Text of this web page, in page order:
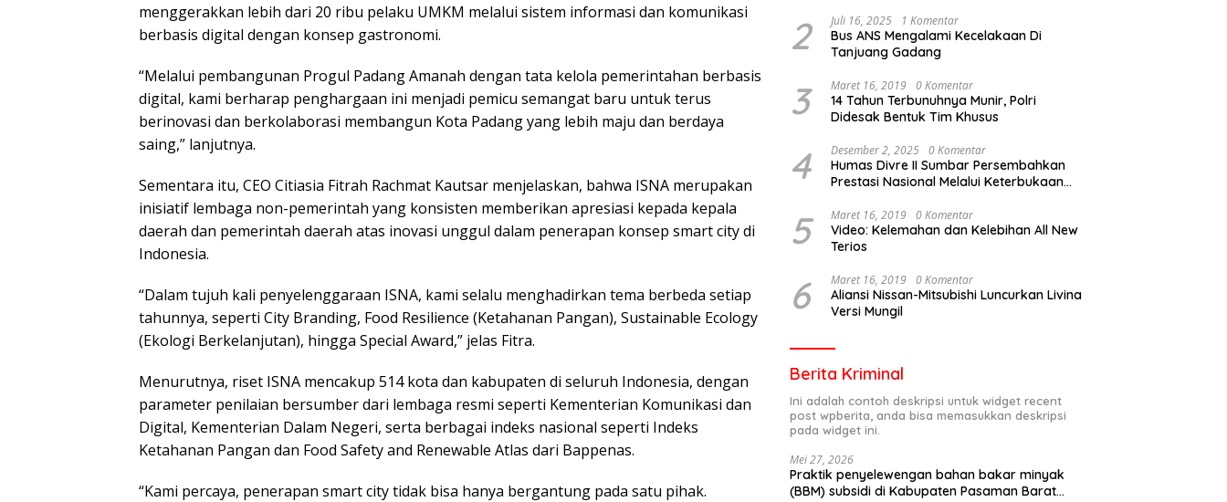
menggerakkan lebih dari 20 ribu pelaku UMKM melalui sistem informasi dan komunikasi
berbasis digital dengan konsep gastronomi.
“Melalui pembangunan Progul Padang Amanah dengan tata kelola pemerintahan berbasis
digital, kami berharap penghargaan ini menjadi pemicu semangat baru untuk terus
berinovasi dan berkolaborasi membangun Kota Padang yang lebih maju dan berdaya
saing,” lanjutnya.
Sementara itu, CEO Citiasia Fitrah Rachmat Kautsar menjelaskan, bahwa ISNA merupakan
inisiatif lembaga non-pemerintah yang konsisten memberikan apresiasi kepada kepala
daerah dan pemerintah daerah atas inovasi unggul dalam penerapan konsep smart city di
Indonesia.
“Dalam tujuh kali penyelenggaraan ISNA, kami selalu menghadirkan tema berbeda setiap
tahunnya, seperti City Branding, Food Resilience (Ketahanan Pangan), Sustainable Ecology
(Ekologi Berkelanjutan), hingga Special Award,” jelas Fitra.
Menurutnya, riset ISNA mencakup 514 kota dan kabupaten di seluruh Indonesia, dengan
parameter penilaian bersumber dari lembaga resmi seperti Kementerian Komunikasi dan
Digital, Kementerian Dalam Negeri, serta berbagai indeks nasional seperti Indeks
Ketahanan Pangan dan Food Safety and Renewable Atlas dari Bappenas.
“Kami percaya, penerapan smart city tidak bisa hanya bergantung pada satu pihak.
2 Juli 16, 2025 1 Komentar
Bus ANS Mengalami Kecelakaan Di
Tanjuang Gadang
3 Maret 16, 2019 0 Komentar
14 Tahun Terbunuhnya Munir, Polri
Didesak Bentuk Tim Khusus
4 Desember 2, 2025 0 Komentar
Humas Divre II Sumbar Persembahkan
Prestasi Nasional Melalui Keterbukaan
5 Maret 16, 2019 0 Komentar
Video: Kelemahan dan Kelebihan All New
Terios
6 Maret 16, 2019 0 Komentar
Aliansi Nissan-Mitsubishi Luncurkan Livina
Versi Mungil
Berita Kriminal
Ini adalah contoh deskripsi untuk widget recent
post wpberita, anda bisa memasukkan deskripsi
pada widget ini.
Mei 27, 2026
Praktik penyelewengan bahan bakar minyak
(BBM) subsidi di Kabupaten Pasaman Barat